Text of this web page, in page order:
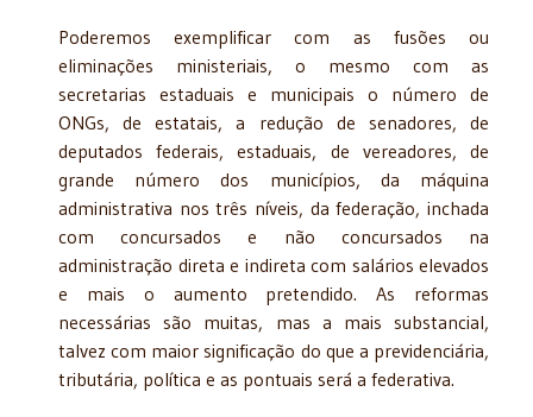
Poderemos exemplificar com as fusões ou
eliminações ministeriais, o mesmo com as
secretarias estaduais e municipais o número de
ONGs, de estatais, a redução de senadores, de
deputados federais, estaduais, de vereadores, de
grande número dos municípios, da máquina
administrativa nos três níveis, da federação, inchada
com concursados e não concursados na
administração direta e indireta com salários elevados
e mais o aumento pretendido. As reformas
necessárias são muitas, mas a mais substancial,
talvez com maior significação do que a previdenciária,
tributária, política e as pontuais será a federativa.